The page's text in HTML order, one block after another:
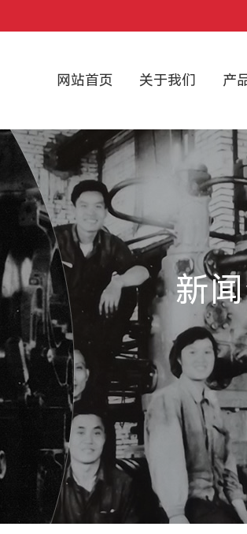
网站首页
关于我们 产
新